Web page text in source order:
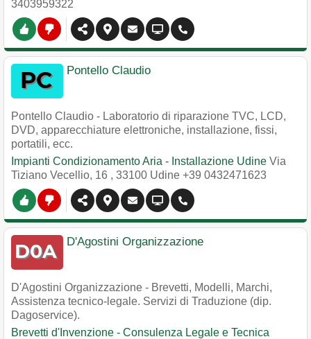
3403959322
Pontello Claudio
Pontello Claudio - Laboratorio di riparazione TVC, LCD,
DVD, apparecchiature elettroniche, installazione, fissi,
portatili, ecc.
Impianti Condizionamento Aria - Installazione Udine Via
Tiziano Vecellio, 16 , 33100 Udine +39 0432471623
D'Agostini Organizzazione
D'Agostini Organizzazione - Brevetti, Modelli, Marchi,
Assistenza tecnico-legale. Servizi di Traduzione (dip.
Dagoservice).
Brevetti d'Invenzione - Consulenza Legale e Tecnica